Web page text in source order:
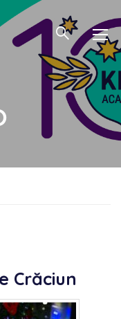
Crăciun